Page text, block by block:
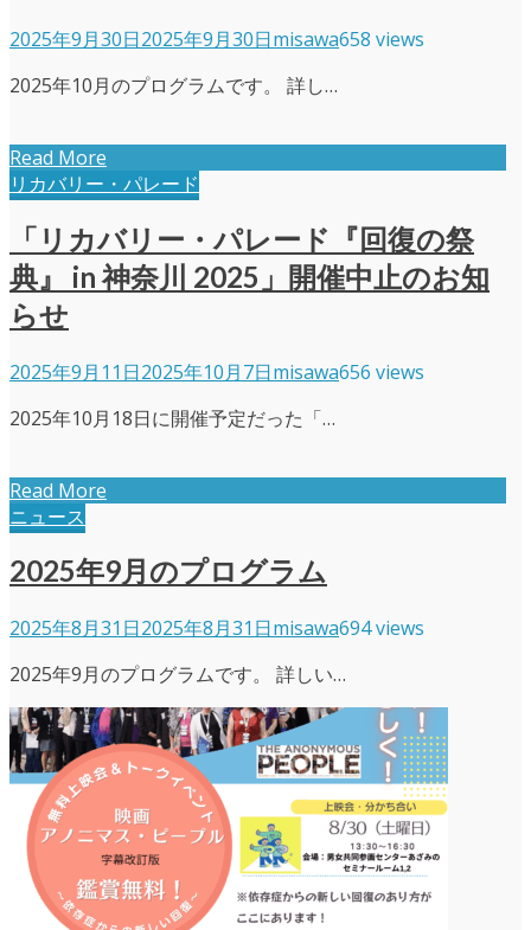
2025年9月30日2025年9月30日misawa658 views
2025年10月のプログラムです。 詳し…
Read More
リカバリー・パレード
「リカバリー・パレード『回復の祭
典』 in 神奈川 2025」開催中止のお知
らせ
2025年9月11日2025年10月7日misawa656 views
2025年10月18日に開催予定だった「…
Read More
ニュース
2025年9月のプログラム
2025年8月31日2025年8月31日misawa694 views
2025年9月のプログラムです。 詳しい…